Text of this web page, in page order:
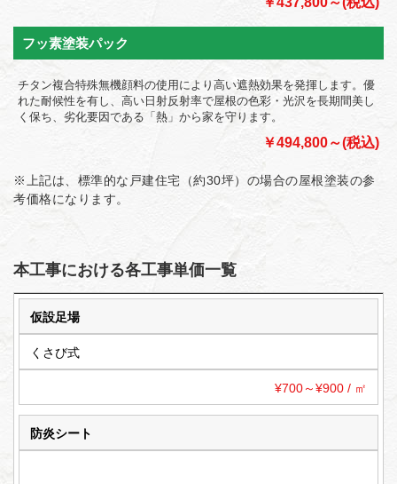
￥437,800～(税込)
フッ素塗装パック
チタン複合特殊無機顔料の使用により高い遮熱効果を発揮します。優
れた耐候性を有し、高い日射反射率で屋根の色彩・光沢を長期間美し
く保ち、劣化要因である「熱」から家を守ります。
￥494,800～(税込)
※上記は、標準的な戸建住宅（約30坪）の場合の屋根塗装の参
考価格になります。
本工事における各工事単価一覧
仮設足場
くさび式
¥700～¥900 / ㎡
防炎シート